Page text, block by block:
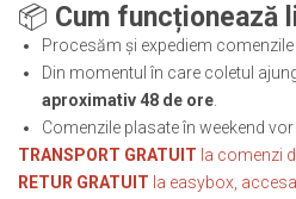
Greutati Fitness
📦 Cum funcționează
Procesăm și expediem comenzile
Din momentul în care coletul
aproximativ 48 de ore
Comenzile plasate în weekend
TRANSPORT GRATUIT la comenzi
RETUR GRATUIT la easybox,